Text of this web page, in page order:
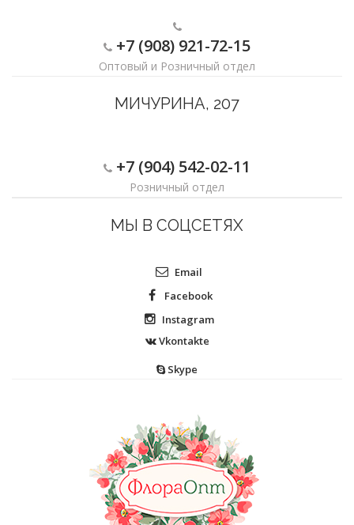
+7 (908) 921-72-15
Оптовый и Розничный отдел
МИЧУРИНА, 207
+7 (904) 542-02-11
Розничный отдел
МЫ В СОЦСЕТЯХ
Email
Facebook
Instagram
Vkontakte
Skype